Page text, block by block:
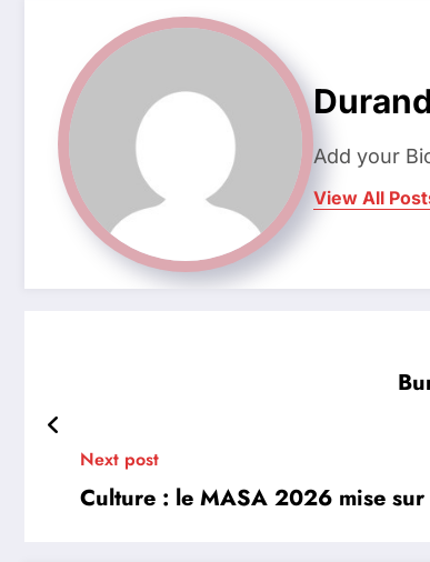
Add your
View All
Next post
Culture : le MASA 2026 mise